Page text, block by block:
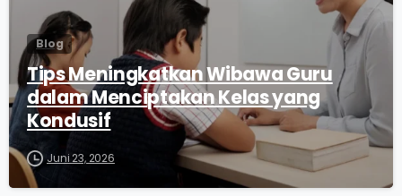
Blog
Tips Meningkatkan Wibawa Guru
dalam Menciptakan Kelas yang
Kondusif
Juni 23, 2026